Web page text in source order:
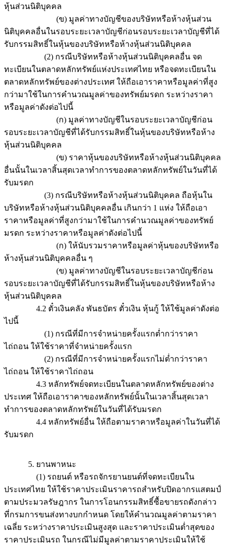
หุ้นส่วนนิติบุคคล
(ข) มูลค่าทางบัญชีของบริษัทหรือห้างหุ้นส่วน
นิติบุคคลอื่นในรอบระยะเวลาบัญชีก่อนรอบระยะเวลาบัญชีที่ได้
รับกรรมสิทธิ์ในหุ้นของบริษัทหรือห้างหุ้นส่วนนิติบุคคล
(2) กรณีบริษัทหรือห้างหุ้นส่วนนิติบุคคลอื่น จด
ทะเบียนในตลาดหลักทรัพย์แห่งประเทศไทย หรือจดทะเบียนใน
ตลาดหลักทรัพย์ของต่างประเทศ ให้ถือเอาราคาหรือมูลค่าที่สูง
กว่ามาใช้ในการคำนวณมูลค่าของทรัพย์มรดก ระหว่างราคา
หรือมูลค่าดังต่อไปนี้
(ก) มูลค่าทางบัญชีในรอบระยะเวลาบัญชีก่อน
รอบระยะเวลาบัญชีที่ได้รับกรรมสิทธิ์ในหุ้นของบริษัทหรือห้าง
หุ้นส่วนนิติบุคคล
(ข) ราคาหุ้นของบริษัทหรือห้างหุ้นส่วนนิติบุคคล
อื่นนั้นในเวลาสิ้นสุดเวลาทำการของตลาดหลักทรัพย์ในวันที่ได้
รับมรดก
(3) กรณีบริษัทหรือห้างหุ้นส่วนนิติบุคคล ถือหุ้นใน
บริษัทหรือห้างหุ้นส่วนนิติบุคคลอื่น เกินกว่า 1 แห่ง ให้ถือเอา
ราคาหรือมูลค่าที่สูงกว่ามาใช้ในการคำนวณมูลค่าของทรัพย์
มรดก ระหว่างราคาหรือมูลค่าดังต่อไปนี้
(ก) ให้นับรวมราคาหรือมูลค่าหุ้นของบริษัทหรือ
ห้างหุ้นส่วนนิติบุคคลอื่น ๆ
(ข) มูลค่าทางบัญชีในรอบระยะเวลาบัญชีก่อน
รอบระยะเวลาบัญชีที่ได้รับกรรมสิทธิ์ในหุ้นของบริษัทหรือห้าง
หุ้นส่วนนิติบุคคล
4.2 ตั๋วเงินคลัง พันธบัตร ตั๋วเงิน หุ้นกู้ ให้ใช้มูลค่าดังต่อ
ไปนี้
(1) กรณีที่มีการจำหน่ายครั้งแรกต่ำกว่าราคา
ไถ่ถอน ให้ใช้ราคาที่จำหน่ายครั้งแรก
(2) กรณีที่มีการจำหน่ายครั้งแรกไม่ต่ำกว่าราคา
ไถ่ถอน ให้ใช้ราคาไถ่ถอน
4.3 หลักทรัพย์จดทะเบียนในตลาดหลักทรัพย์ของต่าง
ประเทศ ให้ถือเอาราคาของหลักทรัพย์นั้นในเวลาสิ้นสุดเวลา
ทำการของตลาดหลักทรัพย์ในวันที่ได้รับมรดก
4.4 หลักทรัพย์อื่น ให้ถือตามราคาหรือมูลค่าในวันที่ได้
รับมรดก
5. ยานพาหนะ
(1) รถยนต์ หรือรถจักรยานยนต์ที่จดทะเบียนใน
ประเทศไทย ให้ใช้ราคาประเมินราคารถสำหรับปิดอากรแสตมป์
ตามประมวลรัษฎากร ในการโอนกรรมสิทธิ์ซื้อขายรถดังกล่าว
ที่กรมการขนส่งทางบกกำหนด โดยให้คำนวณมูลค่าตามราคา
เฉลี่ย ระหว่างราคาประเมินสูงสุด และราคาประเมินต่ำสุดของ
ราคาประเมินรถ ในกรณีไม่มีมูลค่าตามราคาประเมินให้ใช้